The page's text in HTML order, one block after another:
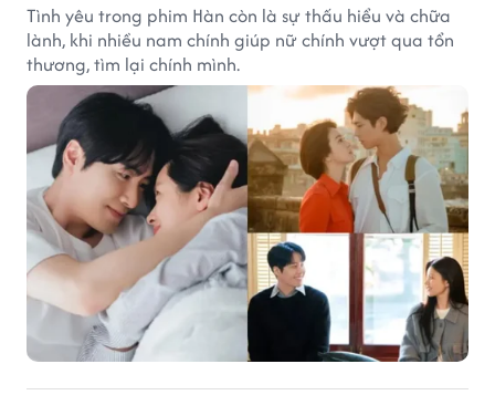
Tình yêu trong phim Hàn còn là sự thấu hiểu và chữa
lành, khi nhiều nam chính giúp nữ chính vượt qua tổn
thương, tìm lại chính mình.